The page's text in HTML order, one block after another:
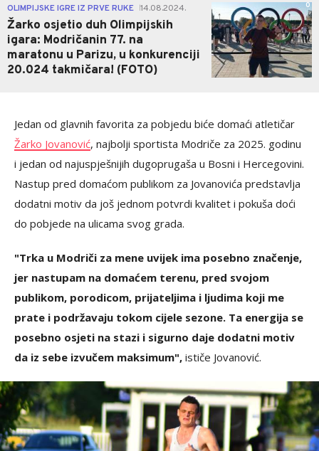
OLIMPIJSKE IGRE IZ PRVE RUKE 14.08.2024.
Žarko osjetio duh Olimpijskih
igara: Modričanin 77. na
maratonu u Parizu, u konkurenciji
20.024 takmičara! (FOTO)
0
Jedan od glavnih favorita za pobjedu biće domaći atletičar
Žarko Jovanović, najbolji sportista Modriče za 2025. godinu
i jedan od najuspješnijih dugoprugaša u Bosni i Hercegovini.
Nastup pred domaćom publikom za Jovanovića predstavlja
dodatni motiv da još jednom potvrdi kvalitet i pokuša doći
do pobjede na ulicama svog grada.
"Trka u Modriči za mene uvijek ima posebno značenje,
jer nastupam na domaćem terenu, pred svojom
publikom, porodicom, prijateljima i ljudima koji me
prate i podržavaju tokom cijele sezone. Ta energija se
posebno osjeti na stazi i sigurno daje dodatni motiv
da iz sebe izvučem maksimum", ističe Jovanović.